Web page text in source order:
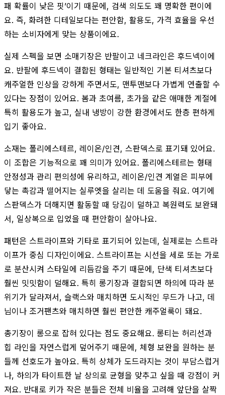
패 확률이 낮은 핏’이기 때문에, 검색 의도도 꽤 명확한 편이에
요. 즉, 화려한 디테일보다는 편안함, 활용도, 가격 효율을 우선
하는 소비자에게 맞는 상품이에요.
실제 스펙을 보면 소매기장은 반팔이고 네크라인은 후드넥이에
요. 반팔에 후드넥이 결합된 형태는 일반적인 기본 티셔츠보다
캐주얼한 인상을 강하게 주면서도, 맨투맨보다 가볍게 연출할 수
있다는 장점이 있어요. 봄과 초여름, 초가을 같은 애매한 계절에
특히 활용도가 높고, 실내 냉방이 강한 환경에서도 한층 편하게
입기 좋아요.
소재는 폴리에스테르, 레이온/인견, 스판덱스로 표기돼 있어요.
이 조합은 기능적으로 꽤 의미가 있어요. 폴리에스테르는 형태
안정성과 관리 편의성에 유리하고, 레이온/인견 계열은 피부에
닿는 촉감과 떨어지는 실루엣을 살리는 데 도움을 줘요. 여기에
스판덱스가 더해지면 활동할 때 당김이 덜하고 복원력도 보완돼
서, 일상복으로 입었을 때 편안함이 살아나요.
패턴은 스트라이프와 기타로 표기되어 있는데, 실제로는 스트라
이프가 중심 디자인이에요. 스트라이프는 시선을 세로 또는 가로
로 분산시켜 스타일에 리듬감을 주기 때문에, 단색 티셔츠보다
훨씬 밋밋함이 덜해요. 특히 롱기장과 결합되면 하의에 따라 분
위기가 달라져서, 슬랙스와 매치하면 도시적인 무드가 나고, 데
님이나 조거팬츠와 매치하면 훨씬 편안한 캐주얼룩이 돼요.
총기장이 롱으로 잡혀 있다는 점도 중요해요. 롱티는 허리선과
힙 라인을 자연스럽게 덮어주기 때문에, 체형 보완을 원하는 분
들께 선호도가 높아요. 특히 상체가 도드라지는 것이 부담스럽거
나, 하의가 타이트한 날 상의로 균형을 맞추고 싶을 때 강점이 커
져요. 반대로 키가 작은 분들은 전체 비율을 고려해 앞단을 살짝